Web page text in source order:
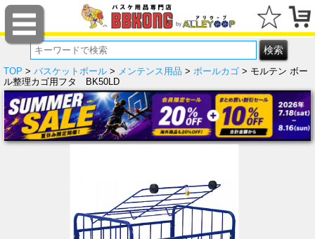
TOP > バスケットボール > メンテンス用品 > ボールカゴ > モルテン ボー
ル整理カゴ用フタ BK50LD